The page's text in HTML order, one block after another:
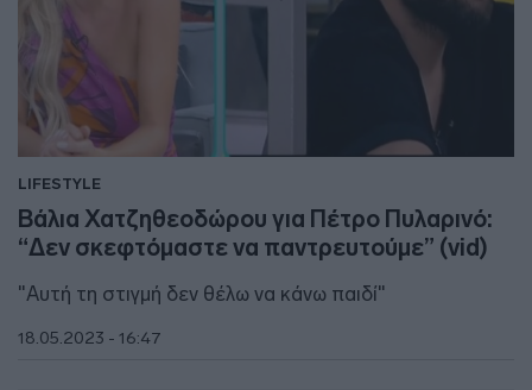
LIFESTYLE
Βάλια Χατζηθεοδώρου για Πέτρο Πυλαρινό:
“Δεν σκεφτόμαστε να παντρευτούμε” (vid)
"Αυτή τη στιγμή δεν θέλω να κάνω παιδί"
18.05.2023 - 16:47